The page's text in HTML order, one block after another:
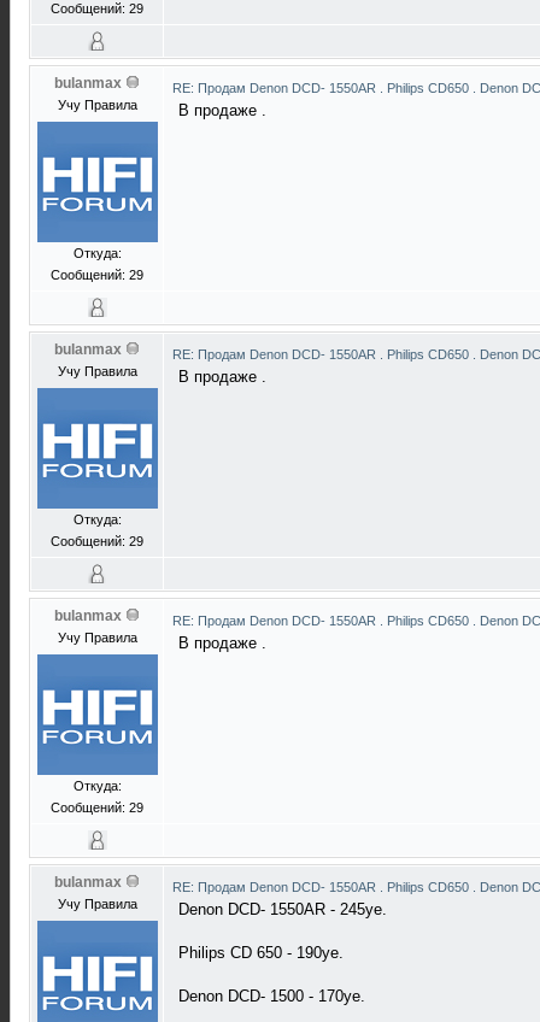
Сообщений: 29
bulanmax
Учу Правила
Откуда:
Сообщений: 29
RE: Продам Denon DCD- 1550AR . Philips CD650 . Denon
В продаже .
bulanmax
Учу Правила
Откуда:
Сообщений: 29
RE: Продам Denon DCD- 1550AR . Philips CD650 . Denon
В продаже .
bulanmax
Учу Правила
Откуда:
Сообщений: 29
RE: Продам Denon DCD- 1550AR . Philips CD650 . Denon
В продаже .
bulanmax
Учу Правила
RE: Продам Denon DCD- 1550AR . Philips CD650 . Denon
Denon DCD- 1550AR - 245уе.
Philips CD 650 - 190уе.
Denon DCD- 1500 - 170уе.